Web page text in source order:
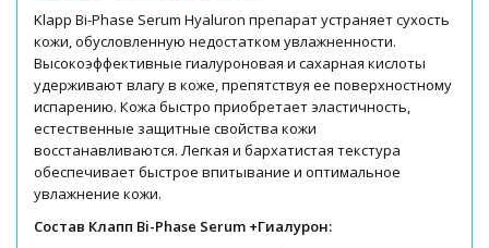
Klapp Bi-Phase Serum Hyaluron препарат устраняет сухость
кожи, обусловленную недостатком увлажненности.
Высокоэффективные гиалуроновая и сахарная кислоты
удерживают влагу в коже, препятствуя ее поверхностному
испарению. Кожа быстро приобретает эластичность,
естественные защитные свойства кожи
восстанавливаются. Легкая и бархатистая текстура
обеспечивает быстрое впитывание и оптимальное
увлажнение кожи.
Состав Клапп Bi-Phase Serum +Гиалурон: